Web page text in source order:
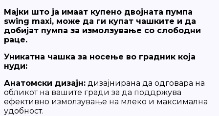
Мајки што ја имаат купено двојната пумпа
swing maxi, може да ги купат чашките и да
добијат пумпа за измолзување со слободни
раце.
Уникатна чашка за носење во градник која
нуди:
Анатомски дизајн: дизајниранa да одговара на
обликот на вашите гради за да поддржува
ефективно измолзување на млеко и максимална
удобност.